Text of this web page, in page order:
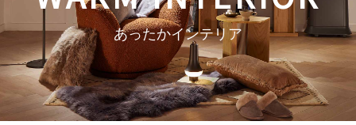
あったかインテリア